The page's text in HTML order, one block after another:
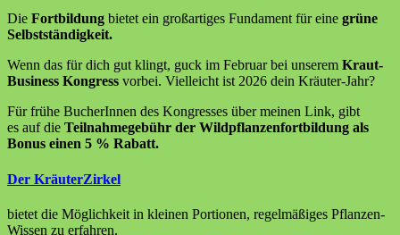
Die Fortbildung bietet ein großartiges Fundament für eine grüne
Selbstständigkeit.
Wenn das für dich gut klingt, guck im Februar bei unserem Kraut-
Business Kongress vorbei. Vielleicht ist 2026 dein Kräuter-Jahr?
Für frühe BucherInnen des Kongresses über meinen Link, gibt
es auf die Teilnahmegebühr der Wildpflanzenfortbildung als
Bonus einen 5 % Rabatt.
Der KräuterZirkel
bietet die Möglichkeit in kleinen Portionen, regelmäßiges Pflanzen-
Wissen zu erfahren.